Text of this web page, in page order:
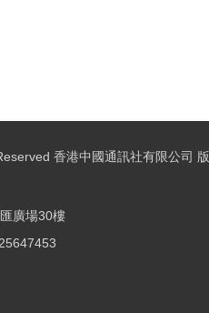
香港中國通訊社有限公司
廣場30樓